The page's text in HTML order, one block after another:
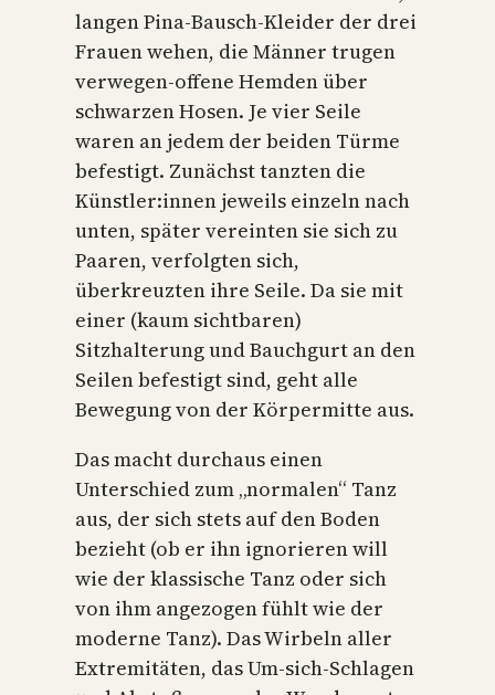
langen Pina-Bausch-Kleider der drei
Frauen wehen, die Männer trugen
verwegen-offene Hemden über
schwarzen Hosen. Je vier Seile
waren an jedem der beiden Türme
befestigt. Zunächst tanzten die
Künstler:innen jeweils einzeln nach
unten, später vereinten sie sich zu
Paaren, verfolgten sich,
überkreuzten ihre Seile. Da sie mit
einer (kaum sichtbaren)
Sitzhalterung und Bauchgurt an den
Seilen befestigt sind, geht alle
Bewegung von der Körpermitte aus.
Das macht durchaus einen
Unterschied zum „normalen“ Tanz
aus, der sich stets auf den Boden
bezieht (ob er ihn ignorieren will
wie der klassische Tanz oder sich
von ihm angezogen fühlt wie der
moderne Tanz). Das Wirbeln aller
Extremitäten, das Um-sich-Schlagen